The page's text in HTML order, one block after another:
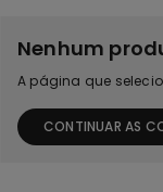
Nenhum
A página que
CONTINUAR AS